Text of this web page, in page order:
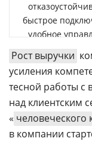
быстрое
удобное
Рост выручки
усиления
тесной работы с
над клиентским
« человеческого
в компании